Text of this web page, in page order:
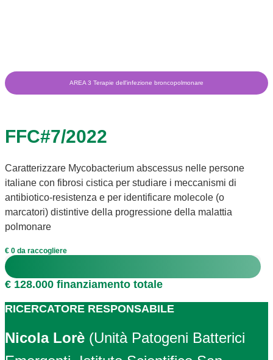
AREA 3 Terapie dell'infezione broncopolmonare
FFC#7/2022
Caratterizzare Mycobacterium abscessus nelle persone
italiane con fibrosi cistica per studiare i meccanismi di
antibiotico-resistenza e per identificare molecole (o
marcatori) distintive della progressione della malattia
polmonare
€ 0 da raccogliere
€ 128.000 finanziamento totale
RICERCATORE RESPONSABILE
Nicola Lorè (Unità Patogeni Batterici